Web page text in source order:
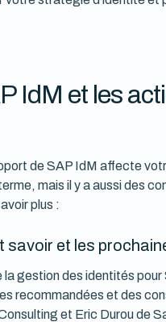
IdM et les
de SAP IdM affecte
mais il y a aussi des
plus :
savoir et les
la gestion des identités
recommandées et des
et Eric Durou de